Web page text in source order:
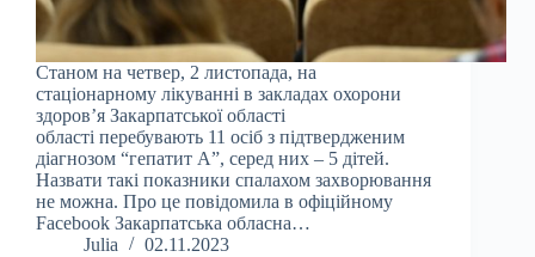
Станом на четвер, 2 листопада, на
стаціонарному лікуванні в закладах охорони
здоров’я Закарпатської області
області перебувають 11 осіб з підтвердженим
діагнозом “гепатит А”, серед них – 5 дітей.
Назвати такі показники спалахом захворювання
не можна. Про це повідомила в офіційному
Facebook Закарпатська обласна…
Julia
02.11.2023